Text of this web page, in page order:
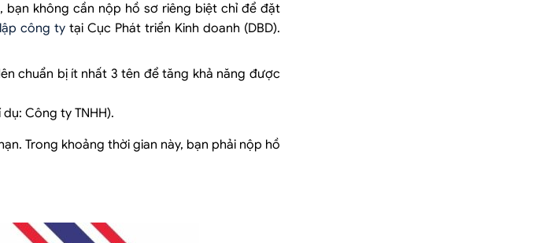
không cần nộp hồ sơ riêng biệt chỉ để đặt
công tytại Cục Phát triển Kinh doanh (DBD).
chuẩn bị ít nhất 3 tên để tăng khả năng được
Công ty TNHH).
Trong khoảng thời gian này, bạn phải nộp hồ